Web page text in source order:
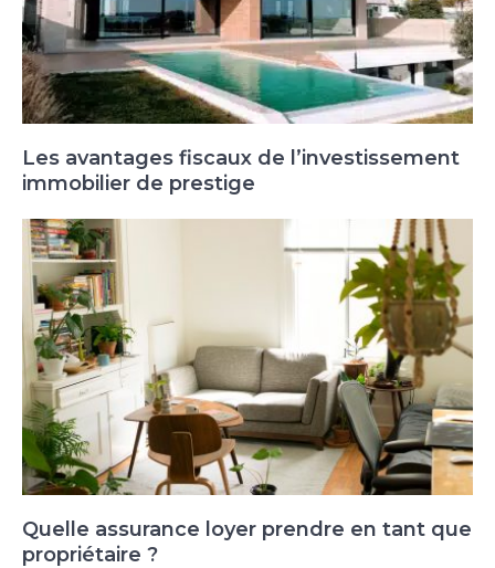
Les avantages fiscaux de l’investissement
immobilier de prestige
Quelle assurance loyer prendre en tant que
propriétaire ?